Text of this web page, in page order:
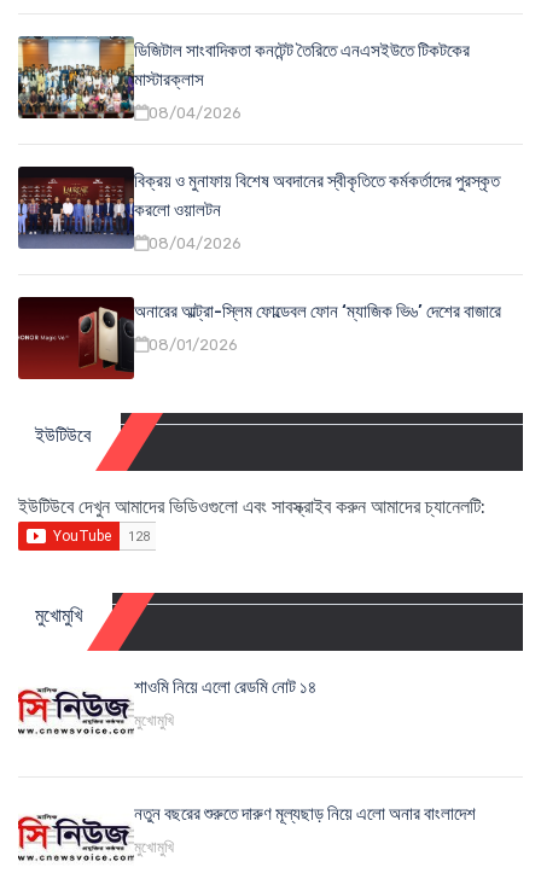
ডিজিটাল সাংবাদিকতা কনটেন্ট তৈরিতে এনএসইউতে টিকটকের
মাস্টারক্লাস
08/04/2026
বিক্রয় ও মুনাফায় বিশেষ অবদানের স্বীকৃতিতে কর্মকর্তাদের পুরস্কৃত
করলো ওয়ালটন
08/04/2026
অনারের আল্ট্রা-স্লিম ফোল্ডেবল ফোন ‘ম্যাজিক ভি৬’ দেশের বাজারে
08/01/2026
ইউটিউবে
ইউটিউবে দেখুন আমাদের ভিডিওগুলো এবং সাবস্ক্রাইব করুন আমাদের চ্যানেলটি:
মুখোমুখি
শাওমি নিয়ে এলো রেডমি নোট ১৪
মুখোমুখি
নতুন বছরের শুরুতে দারুণ মূল্যছাড় নিয়ে এলো অনার বাংলাদেশ
মুখোমুখি